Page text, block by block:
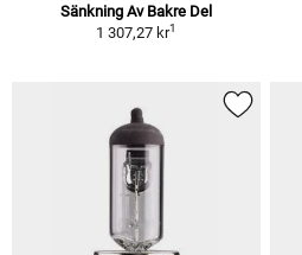
Sänkning Av Bakre Del
1 307,27 kr1